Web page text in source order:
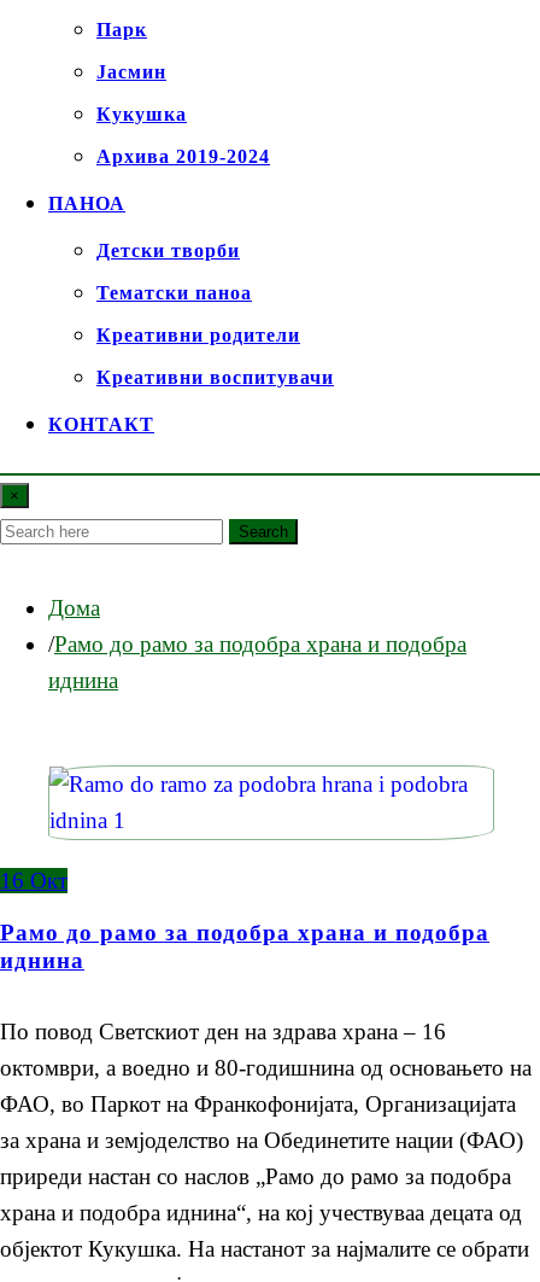
Парк
Јасмин
Кукушка
Архива 2019-2024
ПАНОА
Детски творби
Тематски паноа
Креативни родители
Креативни воспитувачи
КОНТАКТ
×
Search
Дома
Рамо до рамо за подобра храна и подобра
иднина
16 Окт
Рамо до рамо за подобра храна и подобра
иднина
По повод Светскиот ден на здрава храна – 16
октомври, а воедно и 80-годишнина од основањето на
ФАО, во Паркот на Франкофонијата, Организацијата
за храна и земјоделство на Обединетите нации (ФАО)
приреди настан со наслов „Рамо до рамо за подобра
храна и подобра иднина“, на кој учествуваа децата од
објектот Кукушка. На настанот за најмалите се обрати